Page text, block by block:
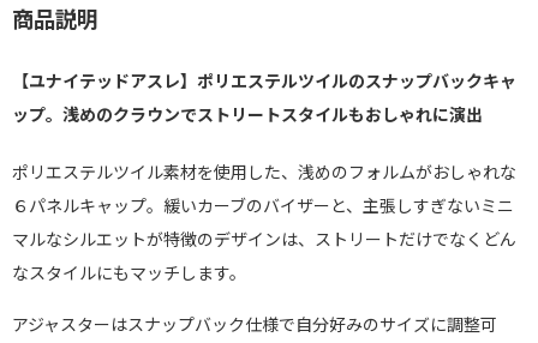
商品説明
【ユナイテッドアスレ】ポリエステルツイルのスナップバックキャ
ップ。浅めのクラウンでストリートスタイルもおしゃれに演出
ポリエステルツイル素材を使用した、浅めのフォルムがおしゃれな
６パネルキャップ。緩いカーブのバイザーと、主張しすぎないミニ
マルなシルエットが特徴のデザインは、ストリートだけでなくどん
なスタイルにもマッチします。
アジャスターはスナップバック仕様で自分好みのサイズに調整可